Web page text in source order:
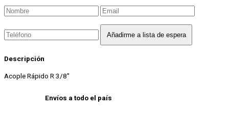
Descripción
Acople Rápido R 3/8″
Envíos a todo el país